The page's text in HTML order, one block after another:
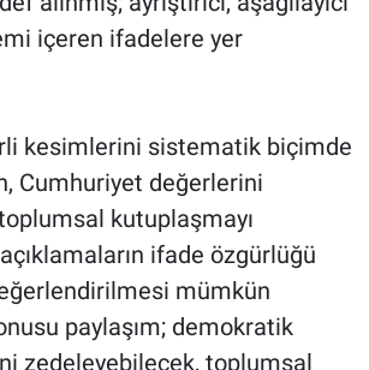
içeren ifadelere yer
kesimlerini sistematik biçimde
Cumhuriyet değerlerini
kutuplaşmayı
ifade özgürlüğü
mümkün
paylaşım; demokratik
zedeleyebilecek, toplumsal